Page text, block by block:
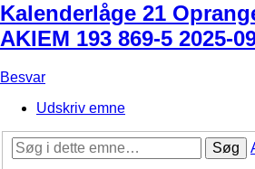
Kalenderlåge 21
AKIEM 193 869-5 2025-
Besvar
Udskriv emne
Søg